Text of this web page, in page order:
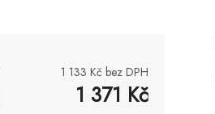
1 133 Kč bez DPH
1 371 Kč